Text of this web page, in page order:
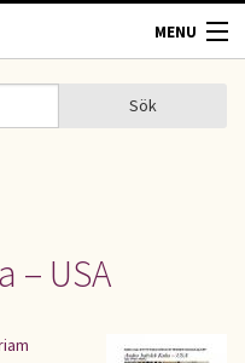
MENU
Sök
– USA